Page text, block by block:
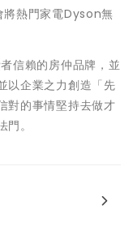
將熱門家電Dyson無
信賴的房仲品牌，並
以企業之力創造「先
對的事情堅持去做才
。